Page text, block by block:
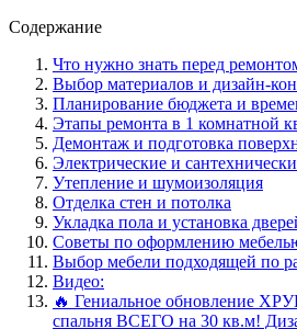
Содержание
Что нужно знать перед
Выбор материалов и дизайн-
Планирование бюджета и
Этапы ремонта в 1 комнатной
Демонтаж и подготовка
Электрические и
Утепление и шумоизоляция
Отделка стен и потолка
Укладка пола и установка
Советы по оформлению
Выбор мебели подходящей по
Видео:
🔥 Гениальное обновление
спальня ВСЕГО на 30 кв.м!